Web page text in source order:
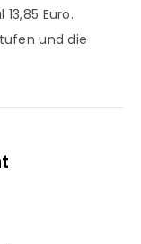
Euro.
und die